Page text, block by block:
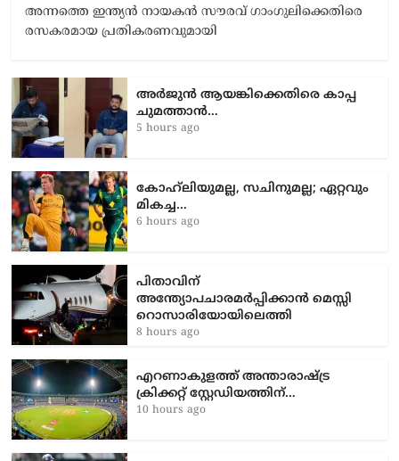
അന്നത്തെ ഇന്ത്യൻ നായകൻ സൗരവ് ഗാംഗുലിക്കെതിരെ
രസകരമായ പ്രതികരണവുമായി
അർജുൻ ആയങ്കിക്കെതിരെ കാപ്പ
ചുമത്താൻ…
5 hours ago
കോഹ്‌ലിയുമല്ല, സചിനുമല്ല; ഏറ്റവും
മികച്ച…
6 hours ago
പിതാവിന്
അന്ത്യോപചാരമർപ്പിക്കാൻ മെസ്സി
റൊസാരിയോയിലെത്തി
8 hours ago
എറണാകുളത്ത് അന്താരാഷ്ട്ര
ക്രിക്കറ്റ് സ്റ്റേഡിയത്തിന്…
10 hours ago